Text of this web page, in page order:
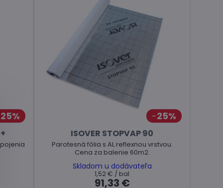
25% 25%
ISOVER STOPVAP 90
Parotesná fólia s AL reflexnou vrstvou.
Cena za balenie 60m2.
Skladom u dodávateľa
91,33 €
1,52 € / bal